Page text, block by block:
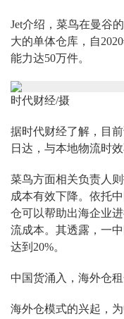
Jet介绍，菜鸟在曼谷
大的单体仓库，自
能力达50万件。
时代财经/摄
据时代财经了解，目
日达，与本地物流时效
菜鸟方面相关负责人
成本有效下降。依托
仓可以帮助出海企业
流成本。其透露，一
达到20%。
中国货涌入，海外仓
海外仓模式的兴起，